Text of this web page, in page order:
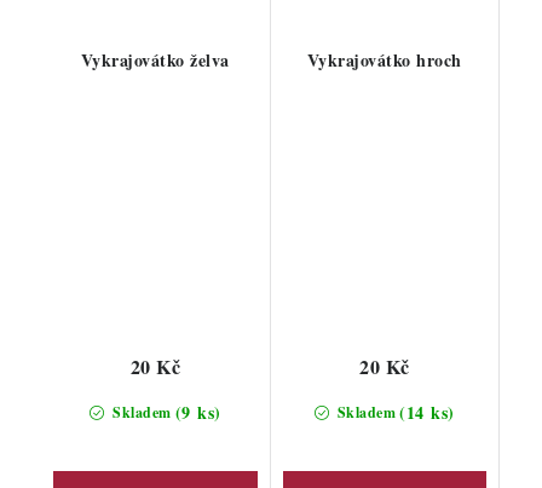
Vykrajovátko želva
Skladem (9 ks)
20 Kč
Vykrajovátko hroch
Skladem(14 ks)
20 Kč